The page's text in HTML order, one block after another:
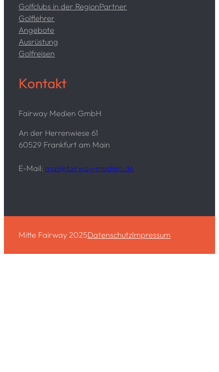
Golfclubs in der Region
Golflehrer
Angebote
Ausrüstung
Golfreisen
Partner
Kontakt
Fairway Medien GmbH
An der Herrenwiese 61
60529 Frankfurt am Main
E-Mail: mail@fairway-medien.de
Mitte Fairway 2025DatenschutzImpressum